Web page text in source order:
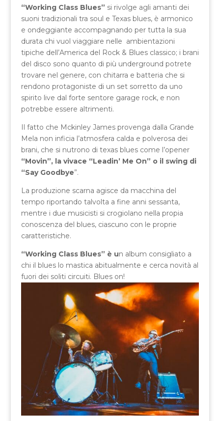
“Working Class Blues” si rivolge agli amanti dei
suoni tradizionali tra soul e Texas blues, è armonico
e ondeggiante accompagnando per tutta la sua
durata chi vuol viaggiare nelle ambientazioni
tipiche dell’America del Rock & Blues classico; i brani
del disco sono quanto di più underground potrete
trovare nel genere, con chitarra e batteria che si
rendono protagoniste di un set sorretto da uno
spirito live dal forte sentore garage rock, e non
potrebbe essere altrimenti.
Il fatto che Mckinley James provenga dalla Grande
Mela non inficia l’atmosfera calda e polverosa dei
brani, che si nutrono di texas blues come l’opener
“Movin”, la vivace “Leadin’ Me On” o il swing di
“Say Goodbye”.
La produzione scarna agisce da macchina del
tempo riportando talvolta a fine anni sessanta,
mentre i due musicisti si crogiolano nella propia
conoscenza del blues, ciascuno con le proprie
caratteristiche.
“Working Class Blues” è un album consigliato a
chi il blues lo mastica abitualmente e cerca novità al
fuori dei soliti circuiti. Blues on!